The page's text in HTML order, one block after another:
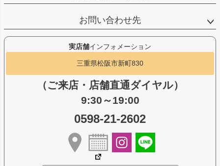
お問い合わせ先
実店舗インフォメーション
三重県松阪市新町830
（ご来店・店舗直通ダイヤル）
9:30～19:00
0598-21-2602